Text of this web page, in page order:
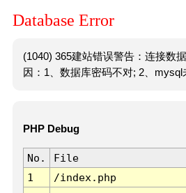
Database Error
(1040) 365建站错误警告：连接数
因：1、数据库密码不对; 2、mysql
PHP Debug
No. File
1
/index.php